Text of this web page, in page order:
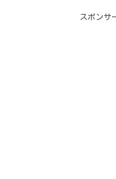
¥13,850의 컴팩트한 간사이
スポンサ